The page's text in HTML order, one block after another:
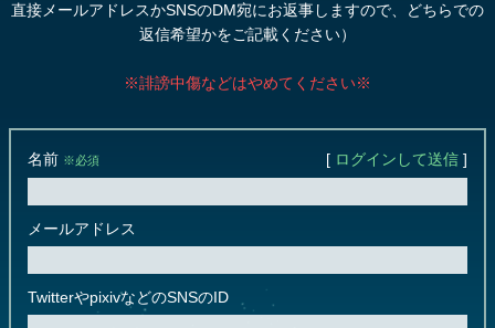
直接メールアドレスかSNSのDM宛にお返事しますので、どちらでの
返信希望かをご記載ください）
※誹謗中傷などはやめてください※
名前 ※必須 [ ログインして送信 ]
メールアドレス
TwitterやpixivなどのSNSのID